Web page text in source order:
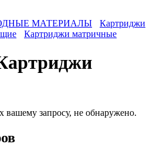
МАТЕРИАЛЫ
Картриджи
Картриджи матричные
вашему запросу, не обнаружено.